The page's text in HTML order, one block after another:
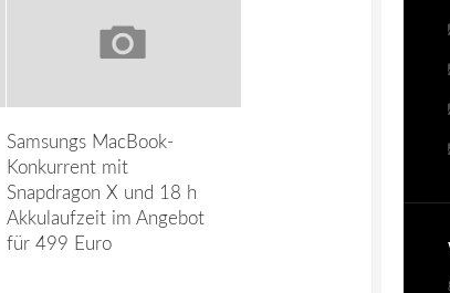
Samsungs MacBook-
Konkurrent mit
Snapdragon X und 18 h
Akkulaufzeit im Angebot
für 499 Euro